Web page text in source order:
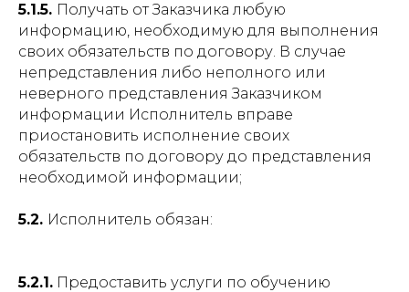
5.1.5. Получать от Заказчика любую
информацию, необходимую для выполнения
своих обязательств по договору. В случае
непредставления либо неполного или
неверного представления Заказчиком
информации Исполнитель вправе
приостановить исполнение своих
обязательств по договору до представления
необходимой информации;
5.2. Исполнитель обязан:
5.2.1. Предоставить услуги по обучению